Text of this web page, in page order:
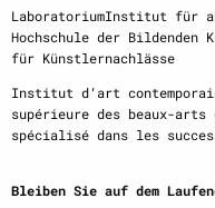
LaboratoriumInstitut für
Hochschule der Bildenden
für Künstlernachlässe
Institut d‘art
supérieure des beaux-
spécialisé dans les
Bleiben Sie auf dem